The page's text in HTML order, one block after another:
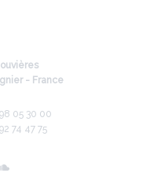
- France
05 30 00
74 47 75